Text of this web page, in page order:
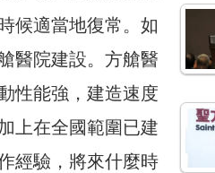
候適當地復常。如
醫院建設。方艙醫
性能強，建造速度
上在全國範圍已建
經驗，將來什麼時